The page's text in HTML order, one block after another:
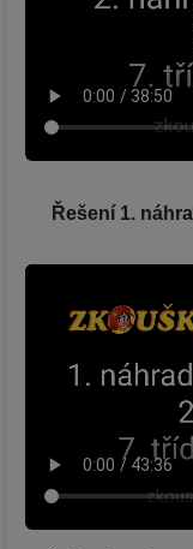
Řešení 1.